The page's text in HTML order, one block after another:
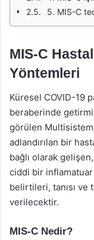
5. MIS-C
MIS-C
Yöntemleri
Küresel COVID-19
beraberinde
görülen
adlandırılan bir
bağlı olarak
ciddi bir inflamatuar
belirtileri, tanısı ve
verilecektir.
MIS-C Nedir?